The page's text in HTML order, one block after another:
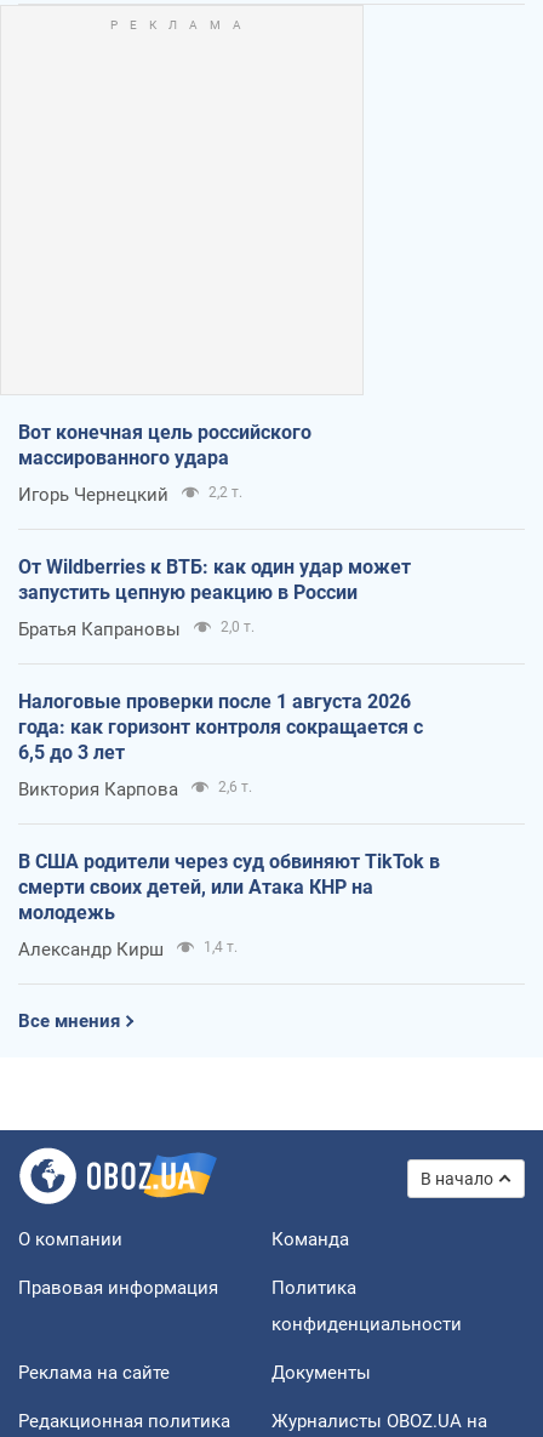
Вот конечная цель российского
массированного удара
Игорь Чернецкий 2,2 т.
От Wildberries к ВТБ: как один удар может
запустить цепную реакцию в России
Братья Капрановы 2,0 т.
Налоговые проверки после 1 августа 2026
года: как горизонт контроля сокращается с
6,5 до 3 лет
Виктория Карпова 2,6 т.
В США родители через суд обвиняют TikTok в
смерти своих детей, или Атака КНР на
молодежь
Александр Кирш 1,4 т.
Все мнения
В начало
О компании Команда
Правовая информация
Политика
конфиденциальности
Реклама на сайте Документы
Редакционная политика
Журналисты OBOZ.UA на